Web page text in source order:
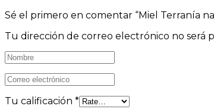
Sé el primero en comentar “Miel Terranía
Tu dirección de correo electrónico no será
Tu calificación *